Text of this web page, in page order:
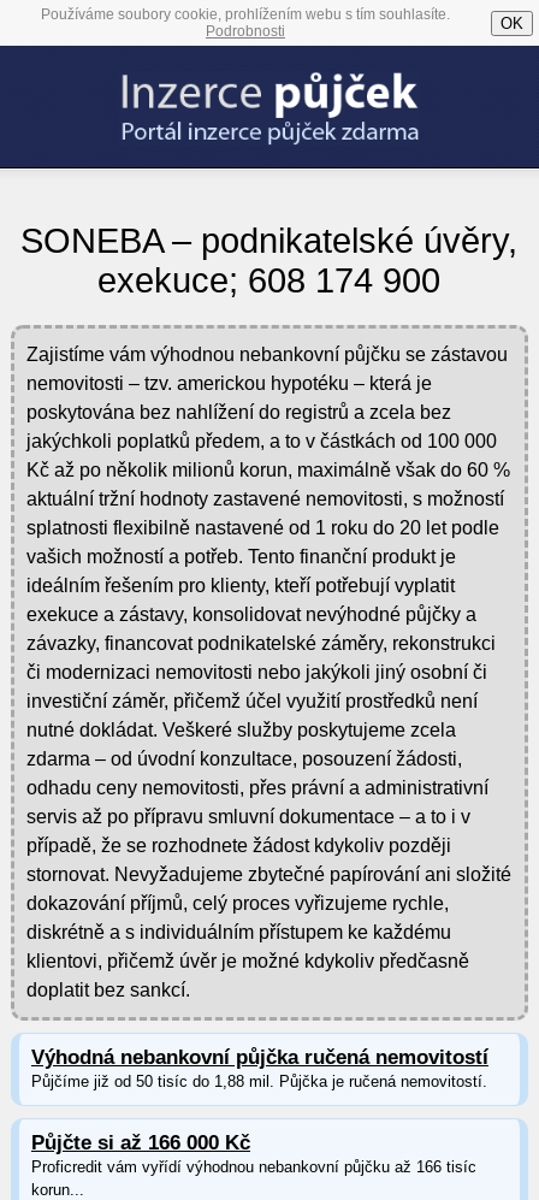
Používáme soubory cookie, prohlížením webu s tím souhlasíte.
Podrobnosti
OK
SONEBA – podnikatelské úvěry,
exekuce; 608 174 900
Zajistíme vám výhodnou nebankovní půjčku se zástavou
nemovitosti – tzv. americkou hypotéku – která je
poskytována bez nahlížení do registrů a zcela bez
jakýchkoli poplatků předem, a to v částkách od 100 000
Kč až po několik milionů korun, maximálně však do 60 %
aktuální tržní hodnoty zastavené nemovitosti, s možností
splatnosti flexibilně nastavené od 1 roku do 20 let podle
vašich možností a potřeb. Tento finanční produkt je
ideálním řešením pro klienty, kteří potřebují vyplatit
exekuce a zástavy, konsolidovat nevýhodné půjčky a
závazky, financovat podnikatelské záměry, rekonstrukci
či modernizaci nemovitosti nebo jakýkoli jiný osobní či
investiční záměr, přičemž účel využití prostředků není
nutné dokládat. Veškeré služby poskytujeme zcela
zdarma – od úvodní konzultace, posouzení žádosti,
odhadu ceny nemovitosti, přes právní a administrativní
servis až po přípravu smluvní dokumentace – a to i v
případě, že se rozhodnete žádost kdykoliv později
stornovat. Nevyžadujeme zbytečné papírování ani složité
dokazování příjmů, celý proces vyřizujeme rychle,
diskrétně a s individuálním přístupem ke každému
klientovi, přičemž úvěr je možné kdykoliv předčasně
doplatit bez sankcí.
Výhodná nebankovní půjčka ručená nemovitostí
Půjčíme již od 50 tisíc do 1,88 mil. Půjčka je ručená nemovitostí.
Půjčte si až 166 000 Kč
Proficredit vám vyřídí výhodnou nebankovní půjčku až 166 tisíc
korun...